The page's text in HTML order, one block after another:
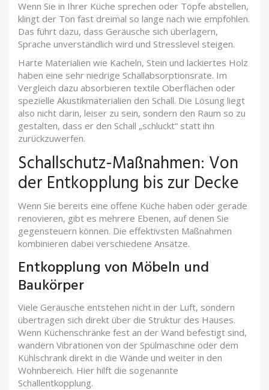
Wenn Sie in Ihrer Küche sprechen oder Töpfe abstellen,
klingt der Ton fast dreimal so lange nach wie empfohlen.
Das führt dazu, dass Geräusche sich überlagern,
Sprache unverständlich wird und Stresslevel steigen.
Harte Materialien wie Kacheln, Stein und lackiertes Holz
haben eine sehr niedrige Schallabsorptionsrate. Im
Vergleich dazu absorbieren textile Oberflächen oder
spezielle Akustikmaterialien den Schall. Die Lösung liegt
also nicht darin, leiser zu sein, sondern den Raum so zu
gestalten, dass er den Schall „schluckt“ statt ihn
zurückzuwerfen.
Schallschutz-Maßnahmen: Von
der Entkopplung bis zur Decke
Wenn Sie bereits eine offene Küche haben oder gerade
renovieren, gibt es mehrere Ebenen, auf denen Sie
gegensteuern können. Die effektivsten Maßnahmen
kombinieren dabei verschiedene Ansätze.
Entkopplung von Möbeln und
Baukörper
Viele Geräusche entstehen nicht in der Luft, sondern
übertragen sich direkt über die Struktur des Hauses.
Wenn Küchenschränke fest an der Wand befestigt sind,
wandern Vibrationen von der Spülmaschine oder dem
Kühlschrank direkt in die Wände und weiter in den
Wohnbereich. Hier hilft die sogenannte
Schallentkopplung.